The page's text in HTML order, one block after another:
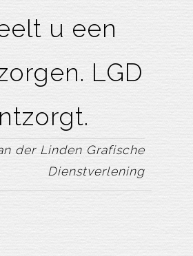
u een
LGD
der Linden Grafische
Dienstverlening